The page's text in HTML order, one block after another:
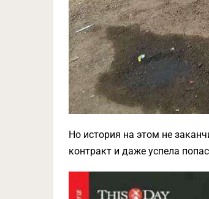
Но история на этом не
контракт и даже успела